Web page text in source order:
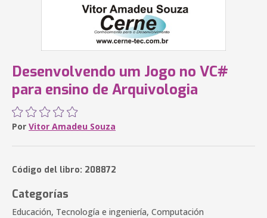
Desenvolvendo um Jogo no VC#
para ensino de Arquivologia
Por Vitor Amadeu Souza
Código del libro: 208872
Categorías
Educación, Tecnología e ingeniería, Computación